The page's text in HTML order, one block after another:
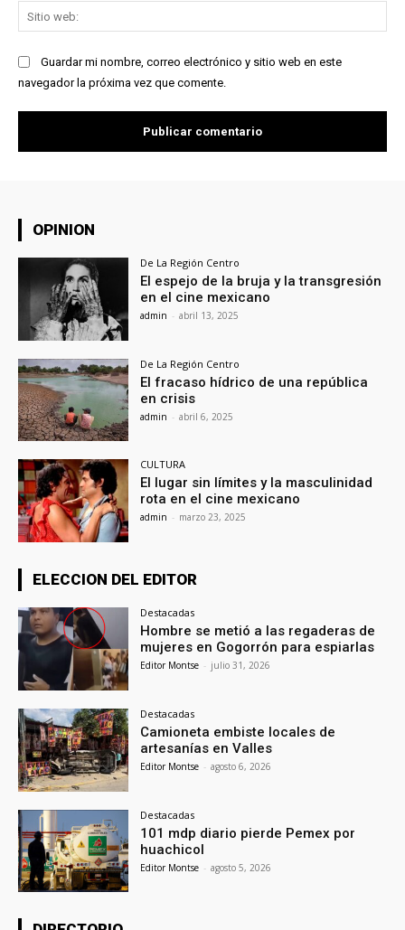
Guardar mi nombre, correo electrónico y sitio web en este
navegador la próxima vez que comente.
OPINION
De La Región Centro
El espejo de la bruja y la transgresión
en el cine mexicano
admin - abril 13, 2025
De La Región Centro
El fracaso hídrico de una república
en crisis
admin - abril 6, 2025
CULTURA
El lugar sin límites y la masculinidad
rota en el cine mexicano
admin - marzo 23, 2025
ELECCION DEL EDITOR
Destacadas
Hombre se metió a las regaderas de
mujeres en Gogorrón para espiarlas
Editor Montse - julio 31, 2026
Destacadas
Camioneta embiste locales de
artesanías en Valles
Editor Montse - agosto 6, 2026
Destacadas
101 mdp diario pierde Pemex por
huachicol
Editor Montse - agosto 5, 2026